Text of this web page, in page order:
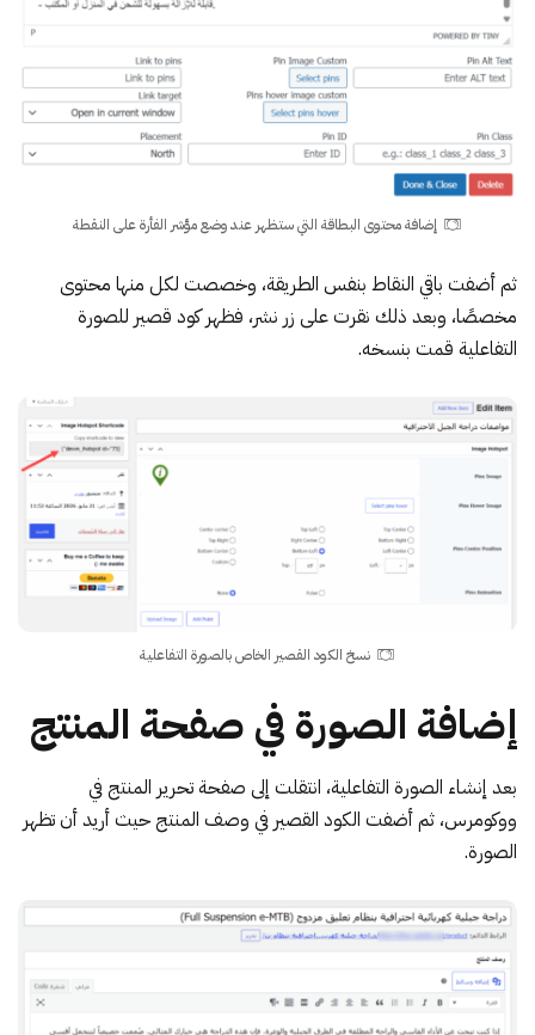
إضافة محتوى البطاقة التي ستظهر عند وضع مؤشر الفأرة على النقطة
ثم أضفت باقي النقاط بنفس الطريقة، وخصصت لكل منها محتوى
مخصصًا، وبعد ذلك نقرت على زر نشر، فظهركود قصير للصورة
التفاعلية قمت بنسخه.
نسخ الكود القصير الخاص بالصورة التفاعلية
إضافة الصورة في صفحة المنتج
بعد إنشاء الصورة التفاعلية، انتقلت إلى صفحة تحرير المنتجفي
ووكومرس، ثم أضفت الكود القصير في وصف المنتج حيث أريد أن تظهر
الصورة.